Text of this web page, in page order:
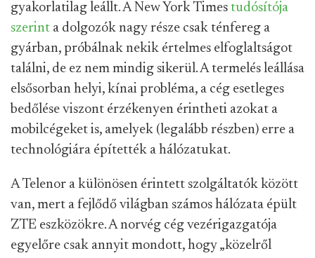
gyakorlatilag leállt. A New York Times tudósítója
szerint a dolgozók nagy része csak ténfereg a
gyárban, próbálnak nekik értelmes elfoglaltságot
találni, de ez nem mindig sikerül. A termelés leállása
elsősorban helyi, kínai probléma, a cég esetleges
bedőlése viszont érzékenyen érintheti azokat a
mobilcégeket is, amelyek (legalább részben) erre a
technológiára építették a hálózatukat.
A Telenor a különösen érintett szolgáltatók között
van, mert a fejlődő világban számos hálózata épült
ZTE eszközökre. A norvég cég vezérigazgatója
egyelőre csak annyit mondott, hogy „közelről